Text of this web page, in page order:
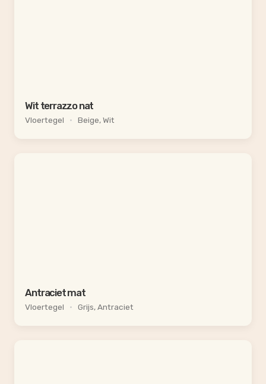
Wit terrazzo nat
Vloertegel • Beige, Wit
Antraciet mat
Vloertegel • Grijs, Antraciet